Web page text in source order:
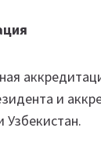
и
Узбекистан.